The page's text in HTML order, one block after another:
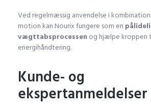
Ved regelmæssig anvendelse i
motion kan Nourix fungere som en
vægttabsprocessen og hjælpe kroppen
energihåndtering.
Kunde- og